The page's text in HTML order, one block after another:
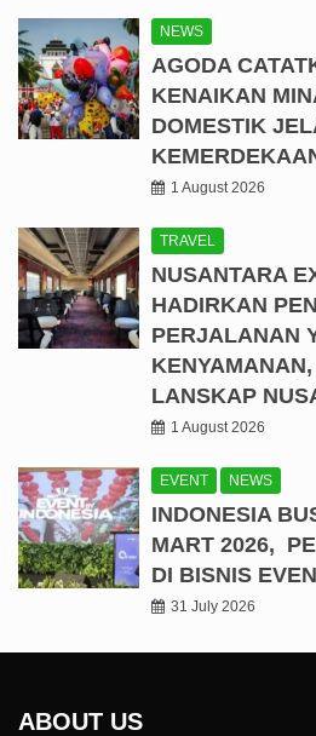
NEWS
AGODA
KENAIKAN
DOMESTIK
1 August 2026
TRAVEL
NUSANTARA
HADIRKAN
PERJALANAN
LANSKAP
1 August 2026
EVENT NEWS
INDONESIA
MART 2026,
DI BISNIS
31 July 2026
ABOUT US